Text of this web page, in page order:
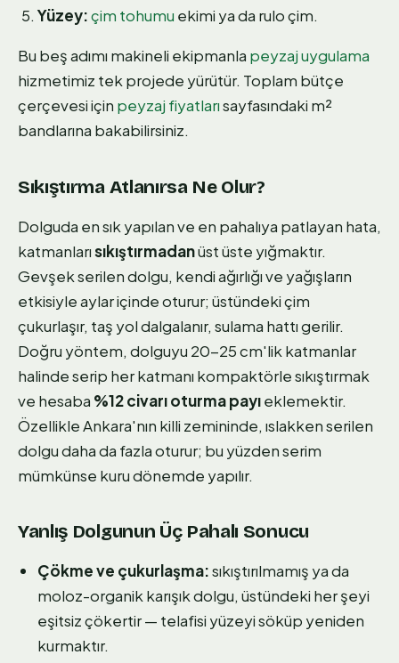
Yüzey:çim tohumu ekimi ya da rulo çim.
Bu beş adımı makineli ekipmanla peyzaj uygulama
hizmetimiz tek projede yürütür. Toplam bütçe
çerçevesi için peyzaj fiyatlarısayfasındaki m²
bandlarına bakabilirsiniz.
Sıkıştırma Atlanırsa Ne Olur?
Dolguda en sık yapılan ve en pahalıya patlayan hata,
katmanlarısıkıştırmadanüst üste yığmaktır.
Gevşek serilen dolgu, kendi ağırlığı ve yağışların
etkisiyle aylar içinde oturur; üstündeki çim
çukurlaşır, taş yol dalgalanır, sulama hattı gerilir.
Doğru yöntem, dolguyu 20-25 cm'lik katmanlar
halinde serip her katmanı kompaktörle sıkıştırmak
ve hesaba %12 civarı oturma payıeklemektir.
Özellikle Ankara'nın killi zemininde, ıslakken serilen
dolgu daha da fazla oturur; bu yüzden serim
mümkünse kuru dönemde yapılır.
Yanlış Dolgunun Üç Pahalı Sonucu
Çökme ve çukurlaşma:sıkıştırılmamış ya da
moloz-organik karışık dolgu, üstündeki her şeyi
eşitsiz çökertir — telafisi yüzeyi söküp yeniden
kurmaktır.